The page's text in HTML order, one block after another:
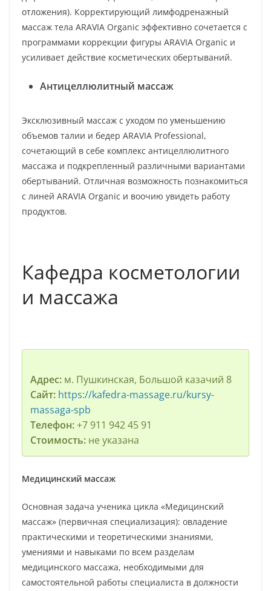
отложения). Корректирующий лимфодренажный
массаж тела ARAVIA Organic эффективно сочетается с
программами коррекции фигуры ARAVIA Organic и
усиливает действие косметических обертываний.
Антицеллюлитный массаж
Эксклюзивный массаж с уходом по уменьшению
объемов талии и бедер ARAVIA Professional,
сочетающий в себе комплекс антицеллюлитного
массажа и подкрепленный различными вариантами
обертываний. Отличная возможность познакомиться
с линей ARAVIA Organic и воочию увидеть работу
продуктов.
Кафедра косметологии
и массажа
Адрес:м. Пушкинская, Большой казачий 8
Сайт: https://kafedra-massage.ru/kursy-
massaga-spb
Телефон:+7 911 942 45 91
Стоимость:не указана
Медицинский массаж
Основная задача ученика цикла «Медицинский
массаж» (первичная специализация): овладение
практическими и теоретическими знаниями,
умениями и навыками по всем разделам
медицинского массажа, необходимыми для
самостоятельной работы специалиста в должности